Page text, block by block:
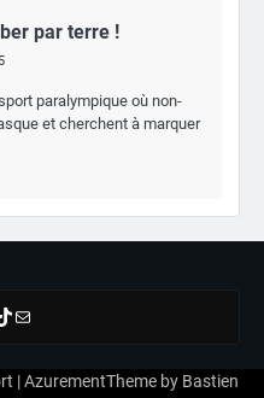
par terre !
paralympique où non-
et cherchent à marquer
E-mail
| AzurementTheme by Bastien